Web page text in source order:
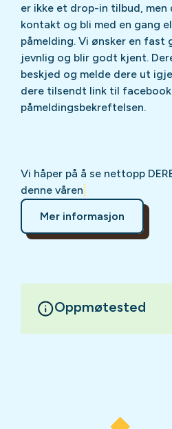
er ikke et drop-in tilbud, men
kontakt og bli med en gang
påmelding. Vi ønsker en fast
jevnlig og blir godt kjent.
beskjed og melde dere ut
dere tilsendt link til
påmeldingsbekreftelsen.
Vi håper på å se nettopp
denne våren
Mer informasjon
Oppmøtested